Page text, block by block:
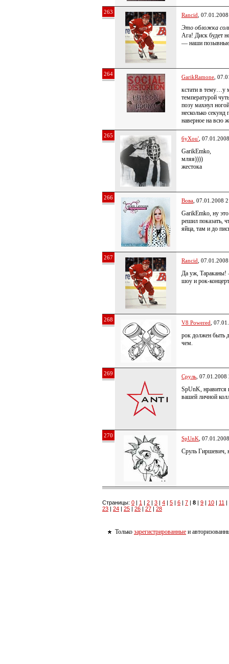
263 Rancid ,
Это обложка
Ага! Диск будет
— наши
264 GarikRamone ,
кстати в тему…у
температурой
позу махнул
несколько
наверное на всю
265 6yXou' ,
GarikEmko,
мляя))))
жестока
266 Вова , 07.01.2008
GarikEmko, ну
решил
яйца, там и до
267 Rancid ,
Да уж, Тараканы!
шоу и рок-
268 V8 Powered ,
рок должен быть
чем.
269 Сруль ,
SpUnK, нравится
вашей личной
270 SpUnK ,
Сруль Гиршевич,
Страницы: 0 | 1 | 2 | 3 | 4 | 5 | 6 | 7 | 8 | 9 | 10 | 11 |
23 | 24 | 25 | 26 | 27 | 28
Только зарегистрированные и